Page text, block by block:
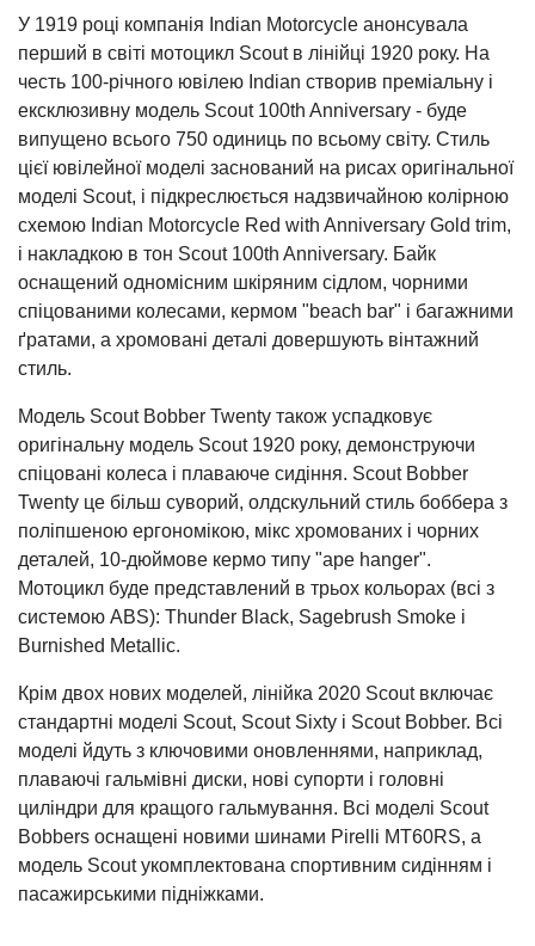
У 1919 році компанія Indian Motorcycle анонсувала
перший в світі мотоцикл Scout в лінійці 1920 року. На
честь 100-річного ювілею Indian створив преміальну і
ексклюзивну модель Scout 100th Anniversary - буде
випущено всього 750 одиниць по всьому світу. Стиль
цієї ювілейної моделі заснований на рисах оригінальної
моделі Scout, і підкреслюється надзвичайною колірною
схемою Indian Motorcycle Red with Anniversary Gold trim,
і накладкою в тон Scout 100th Anniversary. Байк
оснащений одномісним шкіряним сідлом, чорними
спіцованими колесами, кермом "beach bar" і багажними
ґратами, а хромовані деталі довершують вінтажний
стиль.
Модель Scout Bobber Twenty також успадковує
оригінальну модель Scout 1920 року, демонструючи
спіцовані колеса і плаваюче сидіння. Scout Bobber
Twenty це більш суворий, олдскульний стиль боббера з
поліпшеною ергономікою, мікс хромованих і чорних
деталей, 10-дюймове кермо типу "ape hanger".
Мотоцикл буде представлений в трьох кольорах (всі з
системою ABS): Thunder Black, Sagebrush Smoke і
Burnished Metallic.
Крім двох нових моделей, лінійка 2020 Scout включає
стандартні моделі Scout, Scout Sixty і Scout Bobber. Всі
моделі йдуть з ключовими оновленнями, наприклад,
плаваючі гальмівні диски, нові супорти і головні
циліндри для кращого гальмування. Всі моделі Scout
Bobbers оснащені новими шинами Pirelli MT60RS, а
модель Scout укомплектована спортивним сидінням і
пасажирськими підніжками.